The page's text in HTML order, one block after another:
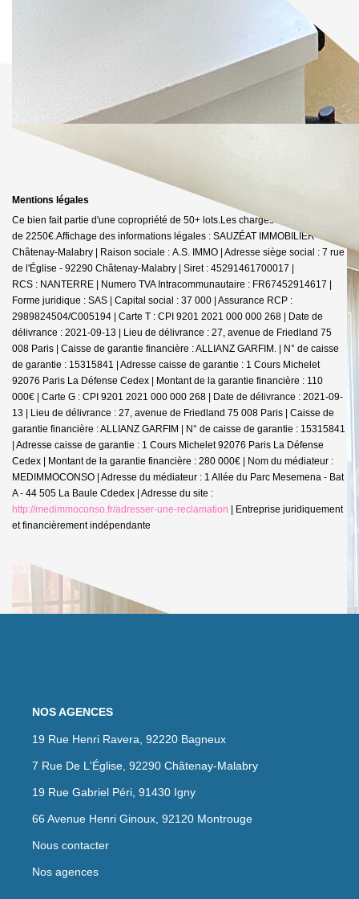
Mentions légales
Ce bien fait partie d'une copropriété de 50+ lots.Les charges annuelles sont
de 2250€.Affichage des informations légales : SAUZÉAT IMMOBILIER -
Châtenay-Malabry | Raison sociale : A.S. IMMO | Adresse siège social : 7 rue
de l'Église - 92290 Châtenay-Malabry | Siret : 45291461700017 |
RCS : NANTERRE | Numero TVA Intracommunautaire : FR67452914617 |
Forme juridique : SAS | Capital social : 37 000 | Assurance RCP :
2989824504/C005194 | Carte T : CPI 9201 2021 000 000 268 | Date de
délivrance : 2021-09-13 | Lieu de délivrance : 27, avenue de Friedland 75
008 Paris | Caisse de garantie financière : ALLIANZ GARFIM. | N° de caisse
de garantie : 15315841 | Adresse caisse de garantie : 1 Cours Michelet
92076 Paris La Défense Cedex | Montant de la garantie financière : 110
000€ | Carte G : CPI 9201 2021 000 000 268 | Date de délivrance : 2021-09-
13 | Lieu de délivrance : 27, avenue de Friedland 75 008 Paris | Caisse de
garantie financière : ALLIANZ GARFIM | N° de caisse de garantie : 15315841
| Adresse caisse de garantie : 1 Cours Michelet 92076 Paris La Défense
Cedex | Montant de la garantie financière : 280 000€ | Nom du médiateur :
MEDIMMOCONSO | Adresse du médiateur : 1 Allée du Parc Mesemena - Bat
A - 44 505 La Baule Cdedex | Adresse du site :
http://medimmoconso.fr/adresser-une-reclamation | Entreprise juridiquement
et financièrement indépendante
NOS AGENCES
19 Rue Henri Ravera, 92220 Bagneux
7 Rue De L'Église, 92290 Châtenay-Malabry
19 Rue Gabriel Péri, 91430 Igny
66 Avenue Henri Ginoux, 92120 Montrouge
Nous contacter
Nos agences